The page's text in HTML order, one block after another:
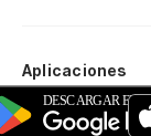
Aplicaciones